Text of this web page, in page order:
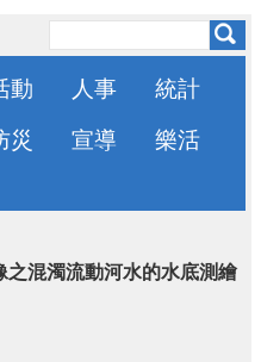
動 人事 統計
災 宣導 樂活
混濁流動河水的水底測繪